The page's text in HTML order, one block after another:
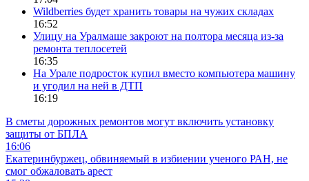
Wildberries будет хранить товары на чужих складах
16:52
Улицу на Уралмаше закроют на полтора месяца из-за
ремонта теплосетей
16:35
На Урале подросток купил вместо компьютера машину
и угодил на ней в ДТП
16:19
В сметы дорожных ремонтов могут включить установку
защиты от БПЛА
16:06
Екатеринбуржец, обвиняемый в избиении ученого РАН, не
смог обжаловать арест